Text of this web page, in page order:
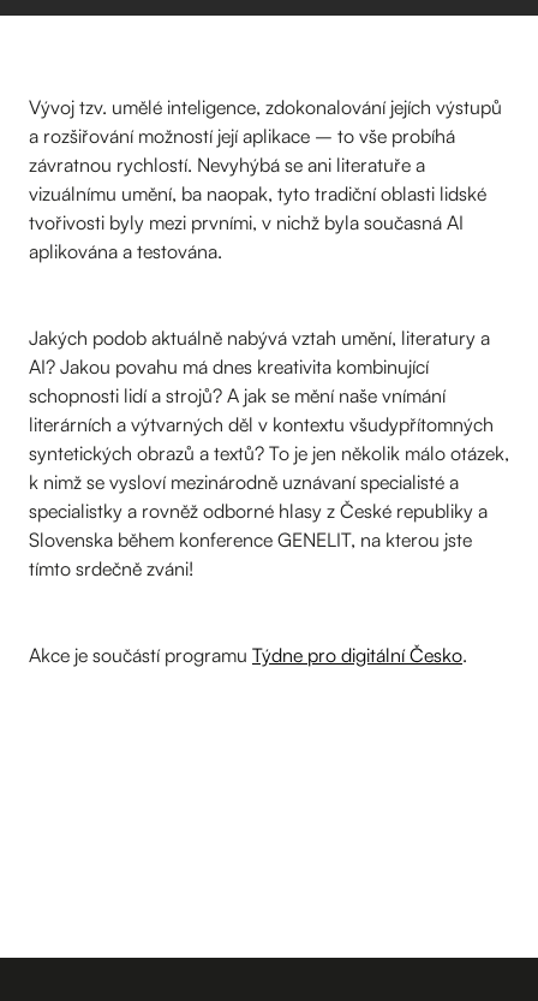
Vývoj tzv. umělé inteligence, zdokonalování jejích výstupů
a rozšiřování možností její aplikace – to vše probíhá
závratnou rychlostí. Nevyhýbá se ani literatuře a
vizuálnímu umění, ba naopak, tyto tradiční oblasti lidské
tvořivosti byly mezi prvními, v nichž byla současná AI
aplikována a testována.
Jakých podob aktuálně nabývá vztah umění, literatury a
AI? Jakou povahu má dnes kreativita kombinující
schopnosti lidí a strojů? A jak se mění naše vnímání
literárních a výtvarných děl v kontextu všudypřítomných
syntetických obrazů a textů? To je jen několik málo otázek,
k nimž se vysloví mezinárodně uznávaní specialisté a
specialistky a rovněž odborné hlasy z České republiky a
Slovenska během konference GENELIT, na kterou jste
tímto srdečně zváni!
Akce je součástí programu Týdne pro digitální Česko.